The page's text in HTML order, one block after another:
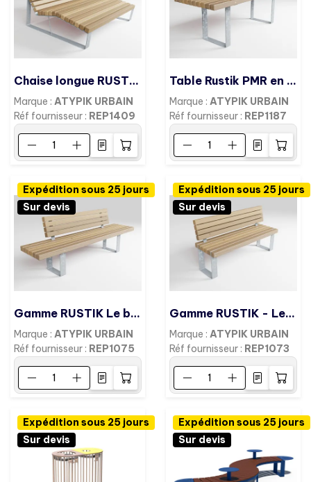
Chaise longue RUSTIK Double - pin cl.IV /acier galvanisé
Marque : ATYPIK URBAIN
Réf fournisseur : REP1409
Table Rustik PMR en pin/Galva
Marque : ATYPIK URBAIN
Réf fournisseur : REP1187
Expédition sous 25 jours
Sur devis
Gamme RUSTIK Le banc bois/ acier galva 2,25m
Marque : ATYPIK URBAIN
Réf fournisseur : REP1075
Expédition sous 25 jours
Sur devis
Gamme RUSTIK - Le banc - bois/acier galva
Marque : ATYPIK URBAIN
Réf fournisseur : REP1073
Expédition sous 25 jours
Sur devis
Expédition sous 25 jours
Sur devis